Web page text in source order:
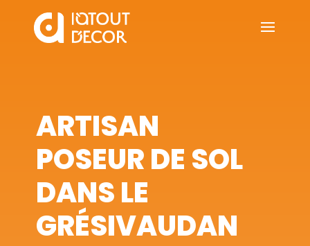
ARTISAN
POSEUR DE SOL
DANS LE
GRÉSIVAUDAN